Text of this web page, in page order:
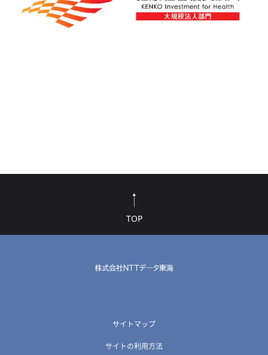
TOP
サイトマップ
サイトの利用方法